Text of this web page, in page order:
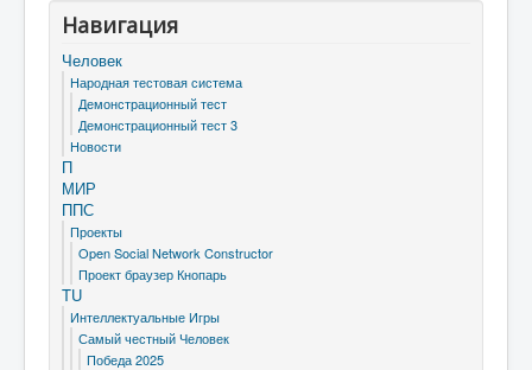
Навигация
Человек
Народная тестовая система
Демонстрационный тест
Демонстрационный тест 3
Новости
П
МИР
ППС
Проекты
Open Social Network Constructor
Проект браузер Кнопарь
TU
Интеллектуальные Игры
Самый честный Человек
Победа 2025